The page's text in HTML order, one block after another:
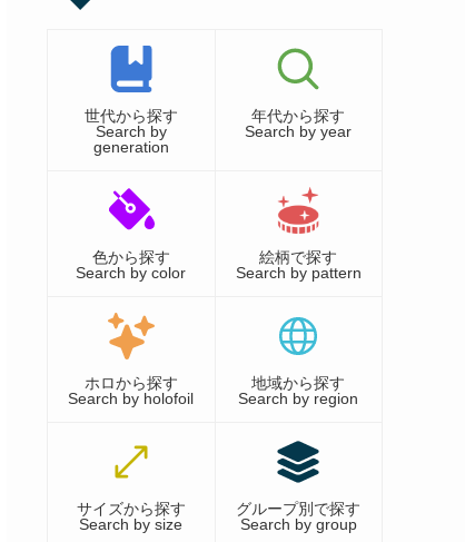
世代から探す
Search by
generation
年代から探す
Search by year
色から探す
Search by color
絵柄で探す
Search by pattern
ホロから探す
Search by holofoil
地域から探す
Search by region
サイズから探す
Search by size
グループ別で探す
Search by group